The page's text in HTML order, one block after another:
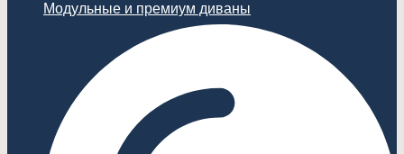
Модульные и премиум диваны